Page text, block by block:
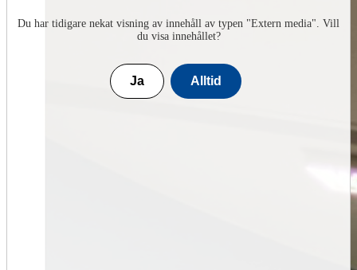
Du har tidigare nekat visning av innehåll av typen "Extern media". Vill
du visa innehållet?
Ja Alltid